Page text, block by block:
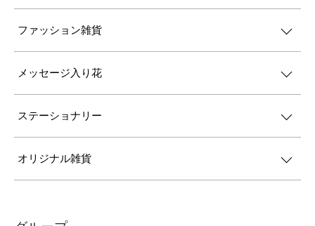
ファッション雑貨
メッセージ入り花
ステーショナリー
オリジナル雑貨